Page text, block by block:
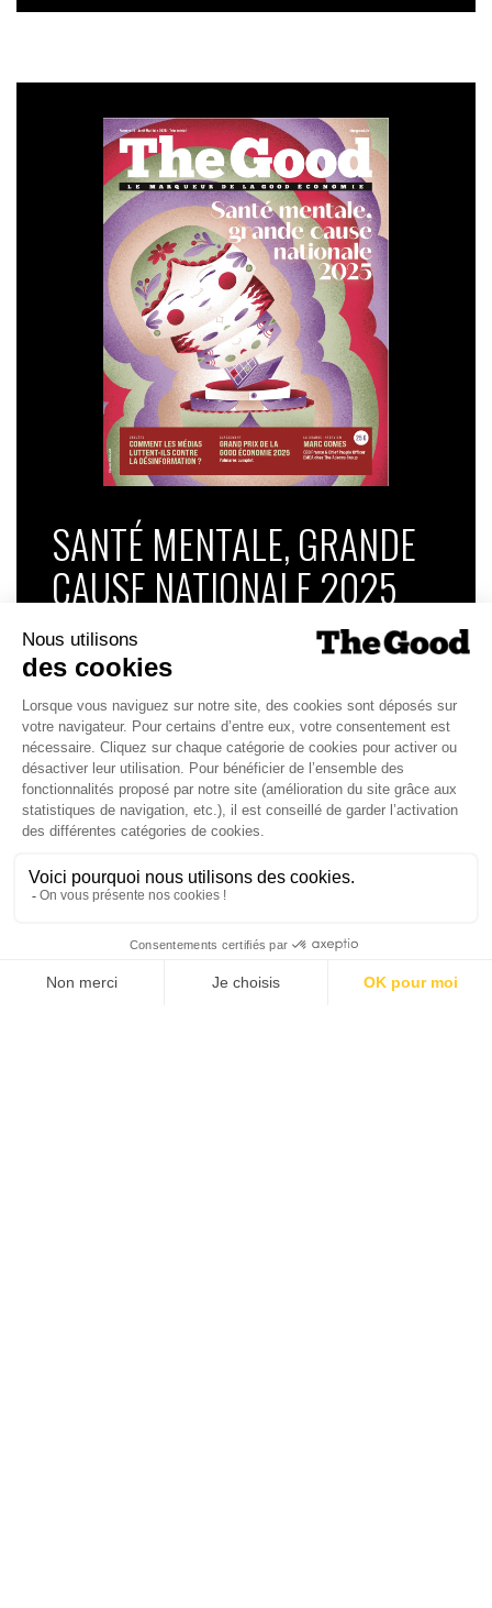
SANTÉ MENTALE, GRANDE
CAUSE NATIONALE 2025
Dans ce numéro, enquête : Comment les
médias luttent-ils contre la désinformation ? |
Palmarès complet du Grand Prix de la Good
Économie 2025 | La grande interview de Marc
Gomes, CEO France & Chief People Officer
EMEA chez The Adecco Group
J'ACHÈTE LE NUMÉRO
JE M'ABONNE 1 AN - 4 NUM.